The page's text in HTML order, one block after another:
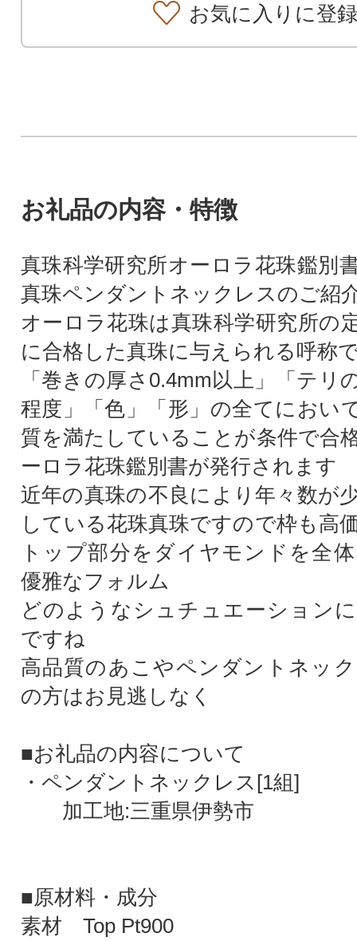
お気に入りに登録
お礼品の内容・特徴
真珠科学研究所オーロラ花珠鑑別
真珠ペンダントネックレスのご紹
オーロラ花珠は真珠科学研究所の
に合格した真珠に与えられる呼称
「巻きの厚さ0.4mm以上」「テリ
程度」「色」「形」の全てにおい
質を満たしていることが条件で合
ーロラ花珠鑑別書が発行されます
近年の真珠の不良により年々数が
している花珠真珠ですので枠も高
トップ部分をダイヤモンドを全
優雅なフォルム
どのようなシュチュエーション
ですね
高品質のあこやペンダントネッ
の方はお見逃しなく
■お礼品の内容について
・ペンダントネックレス[1組]
加工地:三重県伊勢市
■原材料・成分
素材 Top Pt900